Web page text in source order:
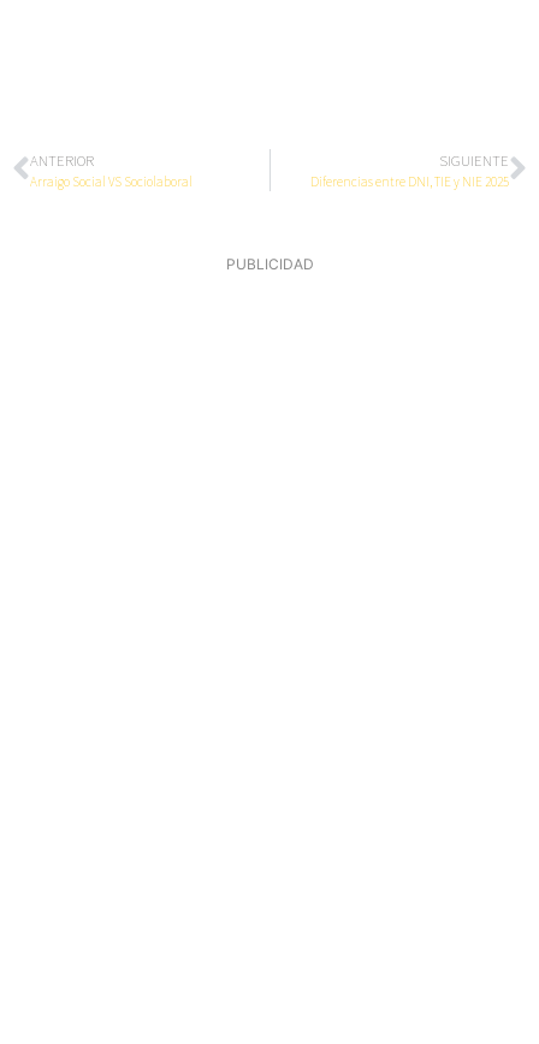
ANTERIOR
Arraigo Social VS Sociolaboral
SIGUIENTE
Diferencias entre DNI, TIE y NIE 2025
PUBLICIDAD